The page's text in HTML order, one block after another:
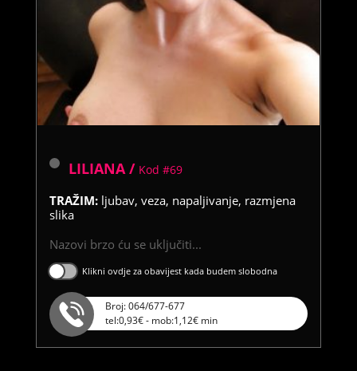
LILIANA / Kod #69
TRAŽIM: ljubav, veza, napaljivanje, razmjena
slika
Nazovi brzo ću se uključiti...
Klikni ovdje za obavijest kada budem slobodna
Broj: 064/677-677
tel:0,93€ - mob:1,12€ min